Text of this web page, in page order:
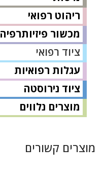
ריהוט רפואי
מכשור פיזיותרפיה
ציוד רפואי
עגלות רפואיות
ציוד נירוסטה
מוצרים נלווים
מוצרים קשורים